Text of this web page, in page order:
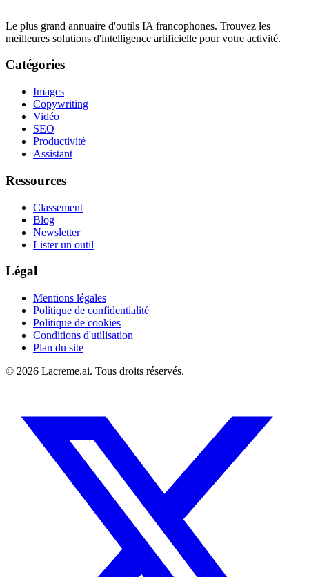
Le plus grand annuaire d'outils IA francophones. Trouvez les
meilleures solutions d'intelligence artificielle pour votre activité.
Catégories
Images
Copywriting
Vidéo
SEO
Productivité
Assistant
Ressources
Classement
Blog
Newsletter
Lister un outil
Légal
Mentions légales
Politique de confidentialité
Politique de cookies
Conditions d'utilisation
Plan du site
© 2026 Lacreme.ai. Tous droits réservés.